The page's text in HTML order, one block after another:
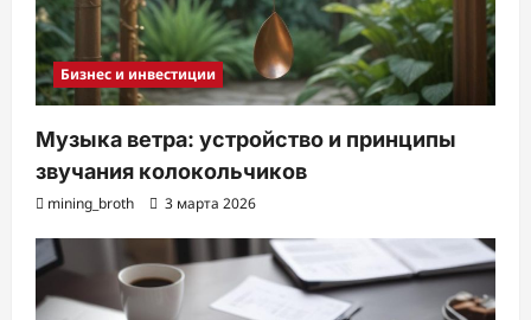
Бизнес и инвестиции
Музыка ветра: устройство и принципы
звучания колокольчиков
mining_broth 3 марта 2026